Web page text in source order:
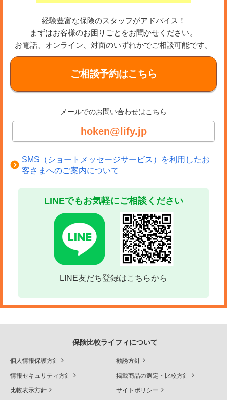
経験豊富な保険のスタッフがアドバイス！
まずはお客様のお困りごとをお聞かせください。
お電話、オンライン、対面のいずれかでご相談可能です。
ご相談予約はこちら
メールでのお問い合わせはこちら
hoken@lify.jp
SMS（ショートメッセージサービス）を利用したお
客さまへのご案内について
LINEでもお気軽にご相談ください
LINE友だち登録はこちらから
保険比較ライフィについて
個人情報保護方針 勧誘方針
情報セキュリティ方針 掲載商品の選定・比較方針
比較表示方針 サイトポリシー